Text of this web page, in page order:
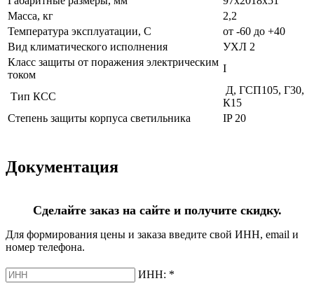
Масса, кг
2,2
Температура эксплуатации, С
от -60 до +40
Вид климатического исполнения
УХЛ 2
Класс защиты от поражения электрическим
током
I
Тип КСС
Д, ГСП105, Г30,
К15
Степень защиты корпуса светильника
IP 20
Документация
Сделайте заказ на сайте и получите скидку.
Для формирования цены и заказа введите свой ИНН, email и
номер телефона.
ИНН: *